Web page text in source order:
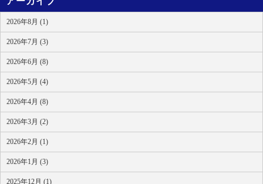
2026年8月 (1)
2026年7月 (3)
2026年6月 (8)
2026年5月 (4)
2026年4月 (8)
2026年3月 (2)
2026年2月 (1)
2026年1月 (3)
2025年12月 (1)